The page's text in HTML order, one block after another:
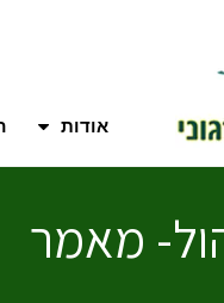
אודות
מאמר